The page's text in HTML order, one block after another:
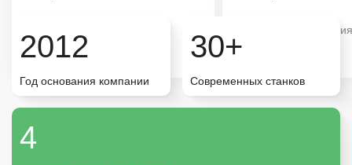
Большой объём
Типовая продукция
2012
Год основания компании
30+
Современных станков
4